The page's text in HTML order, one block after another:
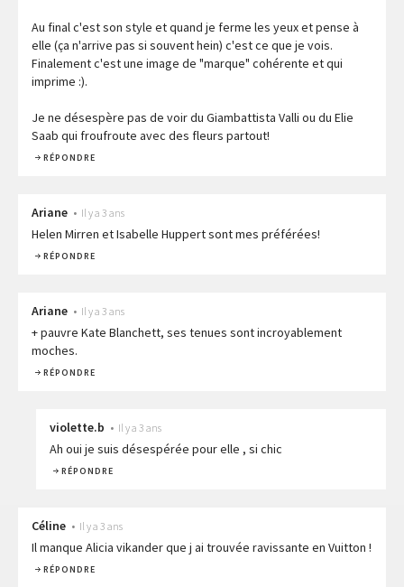
Au final c'est son style et quand je ferme les yeux et pense à
elle (ça n'arrive pas si souvent hein) c'est ce que je vois.
Finalement c'est une image de "marque" cohérente et qui
imprime :).
Je ne désespère pas de voir du Giambattista Valli ou du Elie
Saab qui froufroute avec des fleurs partout!
RÉPONDRE
Ariane • Il y a 3 ans
Helen Mirren et Isabelle Huppert sont mes préférées!
RÉPONDRE
Ariane • Il y a 3 ans
+ pauvre Kate Blanchett, ses tenues sont incroyablement
moches.
RÉPONDRE
violette.b • Il y a 3 ans
Ah oui je suis désespérée pour elle , si chic
RÉPONDRE
Céline • Il y a 3 ans
Il manque Alicia vikander que j ai trouvée ravissante en Vuitton !
RÉPONDRE